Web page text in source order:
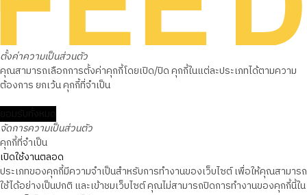
ตั้งค่าความเป็นส่วนตัว
คุณสามารถเลือกการตั้งค่าคุกกี้โดยเปิด/ปิด คุกกี้ในแต่ละประเภทได้ตามความ
ต้องการ ยกเว้น คุกกี้ที่จำเป็น
จัดการความเป็นส่วนตัว
คุกกี้ที่จำเป็น
เปิดใช้งานตลอด
ประเภทของคุกกี้มีความจำเป็นสำหรับการทำงานของเว็บไซต์ เพื่อให้คุณสามารถ
ใช้ได้อย่างเป็นปกติ และเข้าชมเว็บไซต์ คุณไม่สามารถปิดการทำงานของคุกกี้นี้ใน